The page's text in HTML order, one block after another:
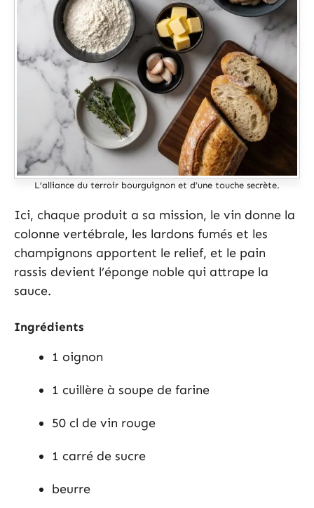
L’alliance du terroir bourguignon et d’une touche secrète.
Ici, chaque produit a sa mission, le vin donne la
colonne vertébrale, les lardons fumés et les
champignons apportent le relief, et le pain
rassis devient l’éponge noble qui attrape la
sauce.
Ingrédients
1 oignon
1 cuillère à soupe de farine
50 cl de vin rouge
1 carré de sucre
beurre